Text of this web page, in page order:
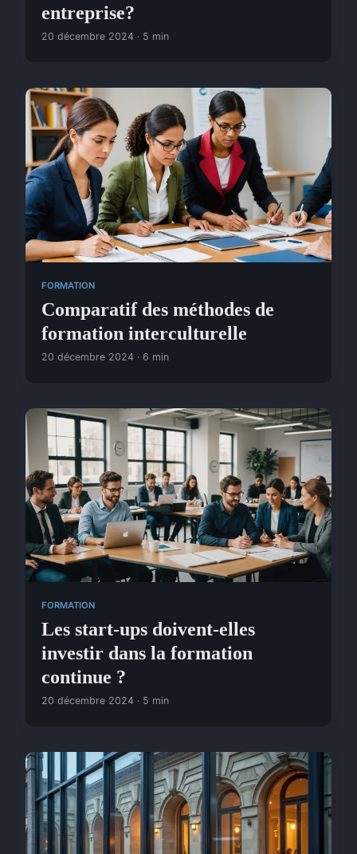
entreprise?
20 décembre 2024 · 5 min
FORMATION
Comparatif des méthodes de
formation interculturelle
20 décembre 2024 · 6 min
FORMATION
Les start-ups doivent-elles
investir dans la formation
continue ?
20 décembre 2024 · 5 min